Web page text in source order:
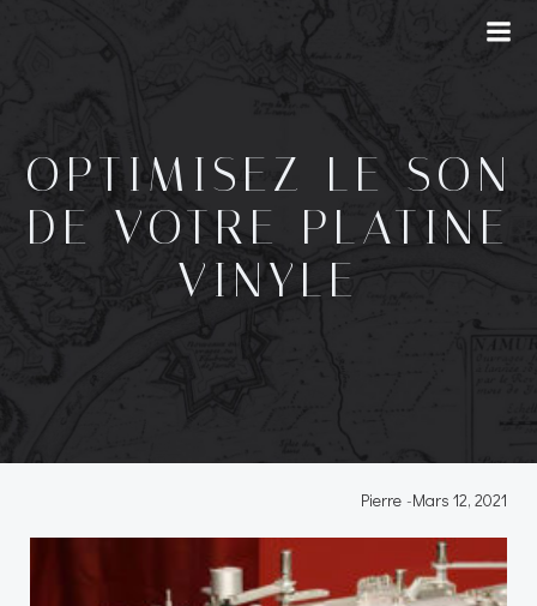
OPTIMISEZ LE SON
DE VOTRE PLATINE
VINYLE
Pierre -Mars 12, 2021